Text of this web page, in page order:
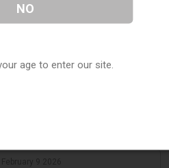
のオンラインカジノロイ
ログラム：Hard Rock Bet
NO
age to enter our site.